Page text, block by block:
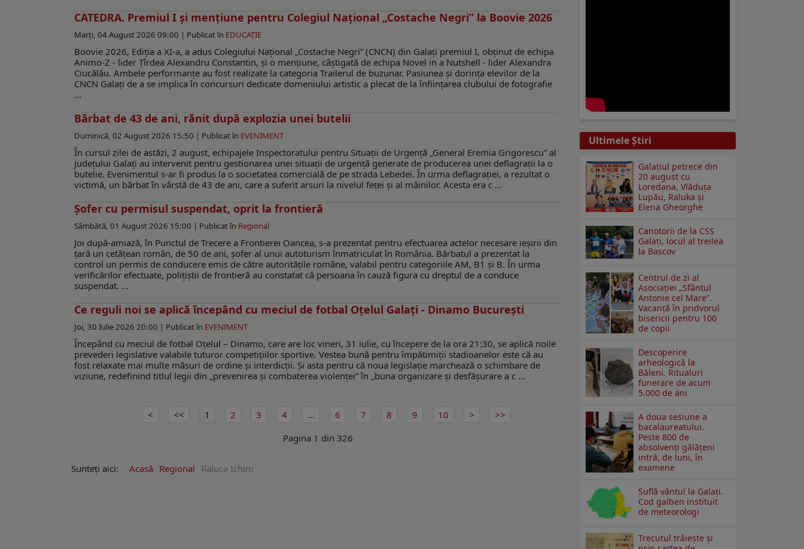
CATEDRA. Premiul I și mențiune pentru Colegiul Național „Costache Negri” la Boovie 2026
Marți, 04 August 2026 09:00 | Publicat în EDUCAŢIE
Boovie 2026, Ediția a XI-a, a adus Colegiului Național „Costache Negri” (CNCN) din Galați premiul I, obținut de echipa
Animo-Z - lider Țîrdea Alexandru Constantin, și o mențiune, câștigată de echipa Novel in a Nutshell - lider Alexandra
Ciucălău. Ambele performanţe au fost realizate la categoria Trailerul de buzunar. Pasiunea și dorința elevilor de la
CNCN Galați de a se implica în concursuri dedicate domeniului artistic a plecat de la înființarea clubului de fotografie
...
Bărbat de 43 de ani, rănit după explozia unei butelii
Duminică, 02 August 2026 15:50 | Publicat în EVENIMENT
În cursul zilei de astăzi, 2 august, echipajele Inspectoratului pentru Situații de Urgență „General Eremia Grigorescu” al
județului Galați au intervenit pentru gestionarea unei situații de urgență generate de producerea unei deflagrații la o
butelie. Evenimentul s-ar fi produs la o societatea comercială de pe strada Lebedei. În urma deflagrației, a rezultat o
victimă, un bărbat în vârstă de 43 de ani, care a suferit arsuri la nivelul feței și al mâinilor. Acesta era c ...
Șofer cu permisul suspendat, oprit la frontieră
Sâmbătă, 01 August 2026 15:00 | Publicat în Regional
Joi după-amiază, în Punctul de Trecere a Frontierei Oancea, s-a prezentat pentru efectuarea actelor necesare ieșirii din
ţară un cetățean român, de 50 de ani, șofer al unui autoturism înmatriculat în România. Bărbatul a prezentat la
control un permis de conducere emis de către autoritățile române, valabil pentru categoriile AM, B1 și B. În urma
verificărilor efectuate, polițiștii de frontieră au constatat că persoana în cauză figura cu dreptul de a conduce
suspendat. ...
Ce reguli noi se aplică începând cu meciul de fotbal Oțelul Galaţi - Dinamo București
Joi, 30 Iulie 2026 20:00 | Publicat în EVENIMENT
Începând cu meciul de fotbal Oțelul – Dinamo, care are loc vineri, 31 iulie, cu începere de la ora 21:30, se aplică noile
prevederi legislative valabile tuturor competițiilor sportive. Vestea bună pentru împătimiţii stadioanelor este că au
fost relaxate mai multe măsuri de ordine și interdicții. Şi asta pentru că noua legislație marchează o schimbare de
viziune, redefinind titlul legii din „prevenirea și combaterea violenței” în „buna organizare și desfășurare a c ...
1 2 3 4 ... 6 7 8 9
10
Pagina 1 din 326
Sunteți aici: Acasă Regional Raluca Ichim
Ultimele Ştiri
Galaţiul petrece din
20 august cu
Loredana, Vlăduța
Lupău, Raluka și
Elena Gheorghe
Canotorii de la CSS
Galați, locul al treilea
la Bascov
Centrul de zi al
Asociației „Sfântul
Antonie cel Mare”.
Vacanță în pridvorul
bisericii pentru 100
de copii
Descoperire
arheologică la
Băleni. Ritualuri
funerare de acum
5.000 de ani
A doua sesiune a
bacalaureatului.
Peste 800 de
absolvenţi gălăţeni
intră, de luni, în
examene
Suflă vântul la Galaţi.
Cod galben instituit
de meteorologi
Trecutul trăiește și